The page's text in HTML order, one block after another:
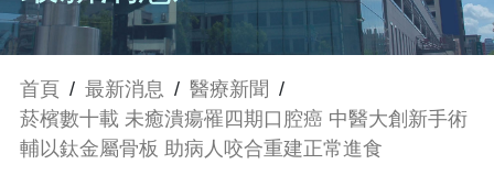
首頁 / 最新消息 / 醫療新聞 /
菸檳數十載 未癒潰瘍罹四期口腔癌 中醫大創新手術
輔以鈦金屬骨板 助病人咬合重建正常進食